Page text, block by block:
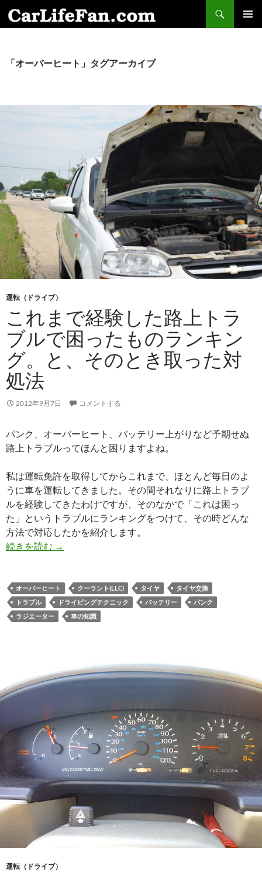
索コ
ン「オーバーヒート」タグアーカイブ
運転（ドライブ）
これまで経験した路上トラ
ブルで困ったものランキン
グ。と、そのとき取った対
処法
2012年9月7日 コメントする
パンク、オーバーヒート、バッテリー上がりなど予期せぬ
路上トラブルってほんと困りますよね。
私は運転免許を取得してからこれまで、ほとんど毎日のよ
うに車を運転してきました。その間それなりに路上トラブ
ルを経験してきたわけですが、そのなかで「これは困っ
た」というトラブルにランキングをつけて、その時どんな
方法で対応したかを紹介します。
続きを読む →
オーバーヒート クーラント(LLC) タイヤ
タイヤ交換
トラブル
ドライビングテクニック バッテリー
パンク
ラジエーター
車の知識
運転（ドライブ）